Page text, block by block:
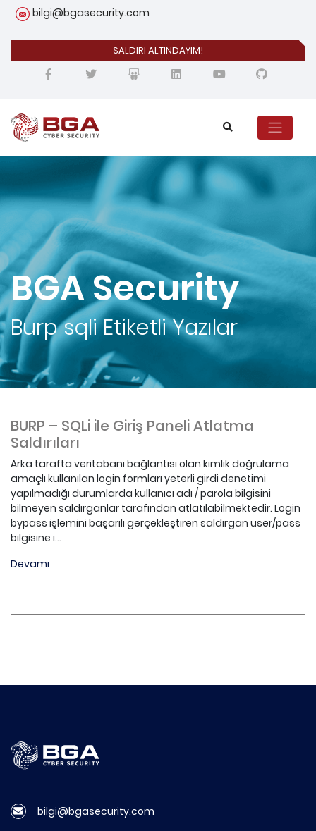
bilgi@bgasecurity.com
SALDIRI ALTINDAYIM!
BGA Security
Burp sqliEtiketli Yazılar
BURP – SQLi ile Giriş Paneli Atlatma
Saldırıları
Arka tarafta veritabanı bağlantısı olan kimlik doğrulama
amaçlı kullanılan login formları yeterli girdi denetimi
yapılmadığı durumlarda kullanıcı adı / parola bilgisini
bilmeyen saldırganlar tarafından atlatılabilmektedir. Login
bypass işlemini başarılı gerçekleştiren saldırgan user/pass
bilgisine i...
Devamı
bilgi@bgasecurity.com